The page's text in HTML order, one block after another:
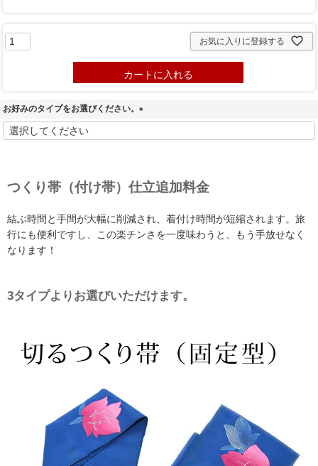
お気に入りに登録する
カートに入れる
お好みのタイプをお選びください。
必
つくり帯（付け帯）仕立追加料金
結ぶ時間と手間が大幅に削減され、着付け時間が短縮されます。旅
行にも便利ですし、この楽チンさを一度味わうと、もう手放せなく
なります！
3タイプよりお選びいただけます。